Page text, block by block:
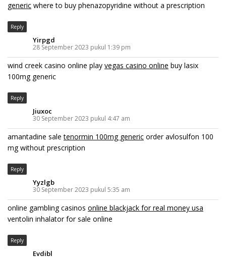
generic where to buy phenazopyridine without a prescription
Reply
Yirpgd
28 September 2023 pukul 1:39 pm
wind creek casino online play vegas casino online buy lasix
100mg generic
Reply
Jiuxoc
30 September 2023 pukul 4:47 am
amantadine saletenormin 100mg generic order avlosulfon 100
mg without prescription
Reply
Yyzlgb
30 September 2023 pukul 5:35 am
online gambling casinos online blackjack for real money usa
ventolin inhalator for sale online
Reply
Evdibl